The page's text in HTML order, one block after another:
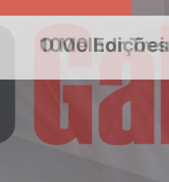
1000 Edições